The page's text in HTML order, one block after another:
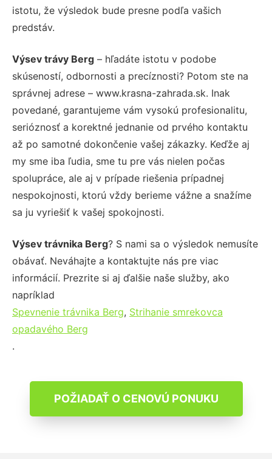
istotu, že výsledok bude presne podľa vašich
predstáv.
Výsev trávy Berg – hľadáte istotu v podobe
skúseností, odbornosti a precíznosti? Potom ste na
správnej adrese – www.krasna-zahrada.sk. Inak
povedané, garantujeme vám vysokú profesionalitu,
serióznosť a korektné jednanie od prvého kontaktu
až po samotné dokončenie vašej zákazky. Keďže aj
my sme iba ľudia, sme tu pre vás nielen počas
spolupráce, ale aj v prípade riešenia prípadnej
nespokojnosti, ktorú vždy berieme vážne a snažíme
sa ju vyriešiť k vašej spokojnosti.
Výsev trávnika Berg? S nami sa o výsledok nemusíte
obávať. Neváhajte a kontaktujte nás pre viac
informácií. Prezrite si aj ďalšie naše služby, ako
napríklad
Spevnenie trávnika Berg, Strihanie smrekovca
opadavého Berg
.
POŽIADAŤ O CENOVÚ PONUKU